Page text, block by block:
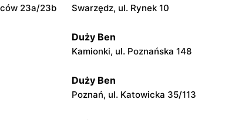
23a/23b Swarzędz, ul. Rynek 10
Duży Ben
Kamionki, ul. Poznańska 148
Duży Ben
Poznań, ul. Katowicka 35/113